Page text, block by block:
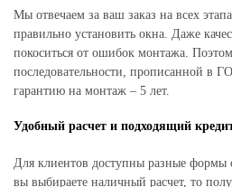
Мы отвечаем за ваш заказ на всех
правильно установить окна. Даже
покоситься от ошибок монтажа.
последовательности, прописанной в
гарантию на монтаж – 5 лет.
Удобный расчет и подходящий
Для клиентов доступны разные формы
вы выбираете наличный расчет, то